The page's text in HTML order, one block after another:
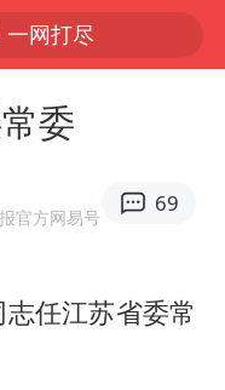
网打尽
委
官方网易号
69
志任江苏省委常